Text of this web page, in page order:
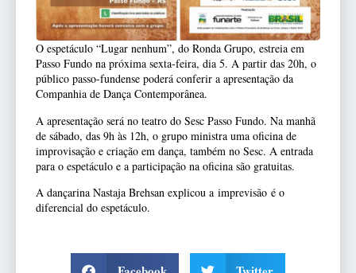
O espetáculo “Lugar nenhum”, do Ronda Grupo, estreia em
Passo Fundo na próxima sexta-feira, dia 5. A partir das 20h, o
público passo-fundense poderá conferir a apresentação da
Companhia de Dança Contemporânea.
A apresentação será no teatro do Sesc Passo Fundo. Na manhã
de sábado, das 9h às 12h, o grupo ministra uma oficina de
improvisação e criação em dança, também no Sesc. A entrada
para o espetáculo e a participação na oficina são gratuitas.
A dançarina Nastaja Brehsan explicou a imprevisão é o
diferencial do espetáculo.